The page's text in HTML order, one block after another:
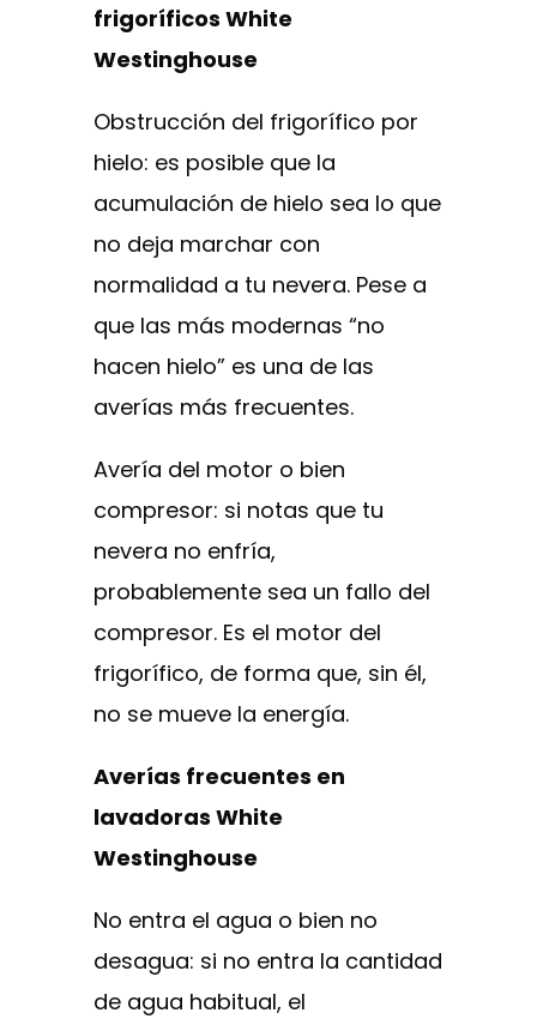
frigoríficos White
Westinghouse
Obstrucción del frigorífico por
hielo: es posible que la
acumulación de hielo sea lo que
no deja marchar con
normalidad a tu nevera. Pese a
que las más modernas “no
hacen hielo” es una de las
averías más frecuentes.
Avería del motor o bien
compresor: si notas que tu
nevera no enfría,
probablemente sea un fallo del
compresor. Es el motor del
frigorífico, de forma que, sin él,
no se mueve la energía.
Averías frecuentes en
lavadoras White
Westinghouse
No entra el agua o bien no
desagua: si no entra la cantidad
de agua habitual, el